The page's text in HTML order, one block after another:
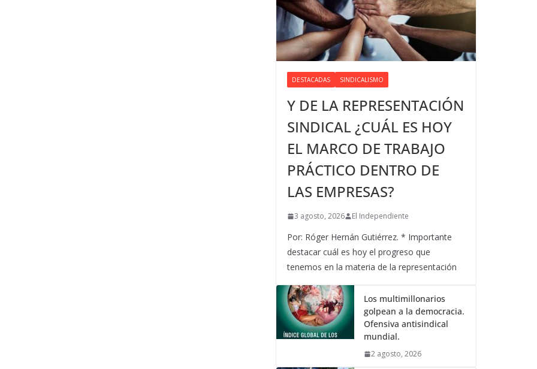
DESTACADAS SINDICALISMO
Y DE LA REPRESENTACIÓN
SINDICAL ¿CUÁL ES HOY
EL MARCO DE TRABAJO
PRÁCTICO DENTRO DE
LAS EMPRESAS?
3 agosto, 2026 El Independiente
Por: Róger Hernán Gutiérrez. * Importante
destacar cuál es hoy el progreso que
tenemos en la materia de la representación
Los multimillonarios
golpean a la democracia.
Ofensiva antisindical
mundial.
2 agosto, 2026